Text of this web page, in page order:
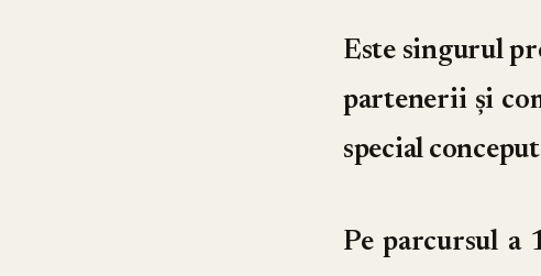
Este singurul
partenerii și
special
Pe parcursul a